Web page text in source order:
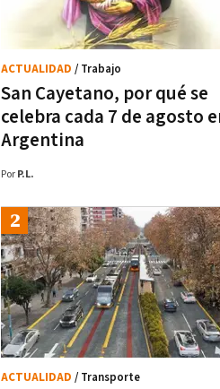
San Cayetano, por qué se
celebra cada 7 de agosto
Argentina
ACTUALIDAD / Trabajo
Por P.L.
ACTUALIDAD / Transporte